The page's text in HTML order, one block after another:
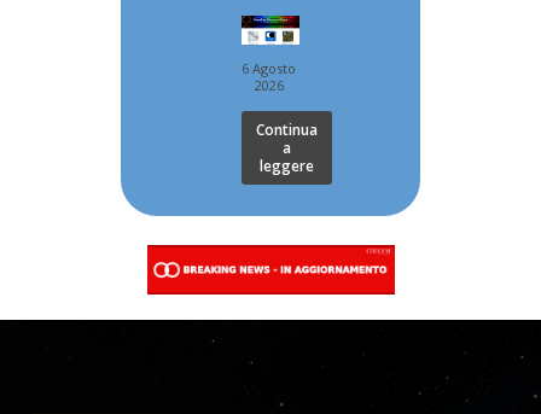
6 Agosto
2026
Continua
a
leggere